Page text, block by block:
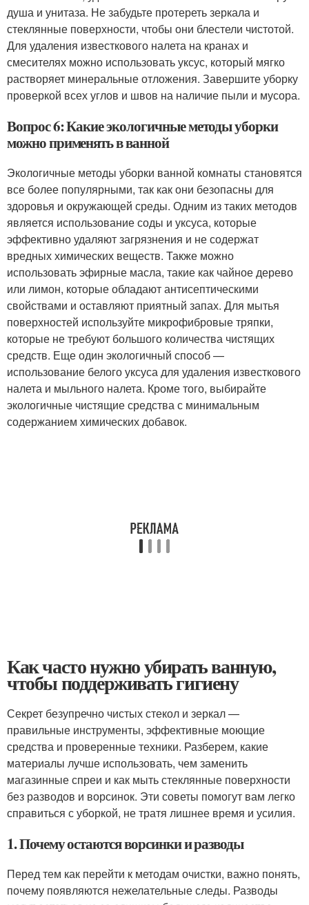
душа и унитаза. Не забудьте протереть зеркала и
стеклянные поверхности, чтобы они блестели чистотой.
Для удаления известкового налета на кранах и
смесителях можно использовать уксус, который мягко
растворяет минеральные отложения. Завершите уборку
проверкой всех углов и швов на наличие пыли и мусора.
Вопрос 6: Какие экологичные методы уборки
можно применять в ванной
Экологичные методы уборки ванной комнаты становятся
все более популярными, так как они безопасны для
здоровья и окружающей среды. Одним из таких методов
является использование соды и уксуса, которые
эффективно удаляют загрязнения и не содержат
вредных химических веществ. Также можно
использовать эфирные масла, такие как чайное дерево
или лимон, которые обладают антисептическими
свойствами и оставляют приятный запах. Для мытья
поверхностей используйте микрофибровые тряпки,
которые не требуют большого количества чистящих
средств. Еще один экологичный способ —
использование белого уксуса для удаления известкового
налета и мыльного налета. Кроме того, выбирайте
экологичные чистящие средства с минимальным
содержанием химических добавок.
Как часто нужно убирать ванную,
чтобы поддерживать гигиену
Секрет безупречно чистых стекол и зеркал —
правильные инструменты, эффективные моющие
средства и проверенные техники. Разберем, какие
материалы лучше использовать, чем заменить
магазинные спреи и как мыть стеклянные поверхности
без разводов и ворсинок. Эти советы помогут вам легко
справиться с уборкой, не тратя лишнее время и усилия.
1. Почему остаются ворсинки и разводы
Перед тем как перейти к методам очистки, важно понять,
почему появляются нежелательные следы. Разводы